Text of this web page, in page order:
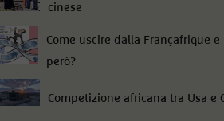
cinese
Come uscire dalla Françafrique
però?
Competizione africana tra Usa e